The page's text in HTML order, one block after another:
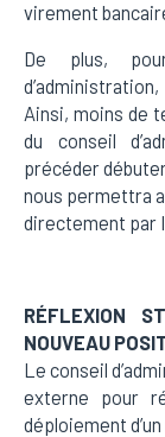
virement
De plus,
Ainsi, moins de
du conseil
précéder
nous permettra
directement par
RÉFLEXION
NOUVEAU
Le conseil
externe pour
déploiement